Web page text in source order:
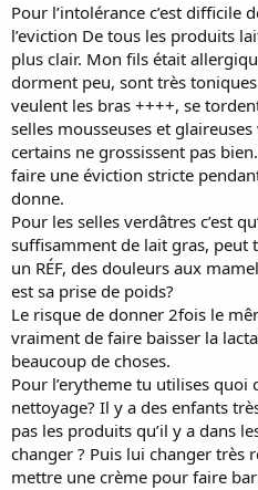
Pour l’intolérance c’est difficile
l’eviction De tous les produits
plus clair. Mon fils était
dorment peu, sont très
veulent les bras ++++, se
selles mousseuses et
certains ne grossissent pas
faire une éviction stricte
donne.
Pour les selles verdâtres c’est
suffisamment de lait gras, peut
un RÉF, des douleurs aux
est sa prise de poids?
Le risque de donner 2fois le
vraiment de faire baisser la
beaucoup de choses.
Pour l’erytheme tu utilises
nettoyage? Il y a des enfants
pas les produits qu’il y a dans
changer ? Puis lui changer très
mettre une crème pour faire